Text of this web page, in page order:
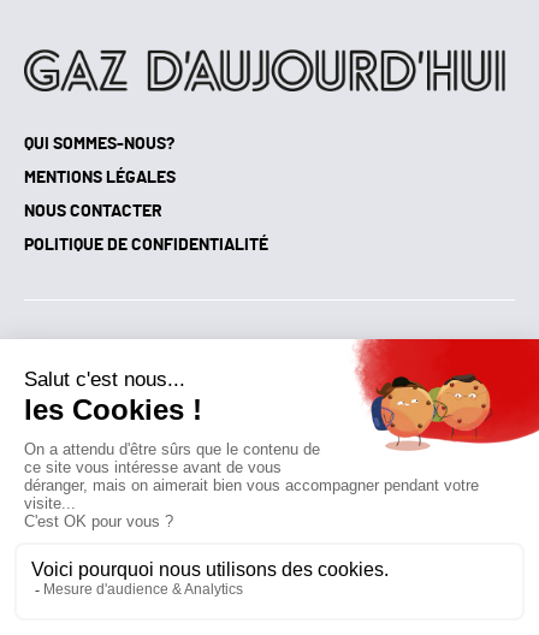
QUI SOMMES-NOUS?
MENTIONS LÉGALES
NOUS CONTACTER
POLITIQUE DE CONFIDENTIALITÉ
Mes favoris